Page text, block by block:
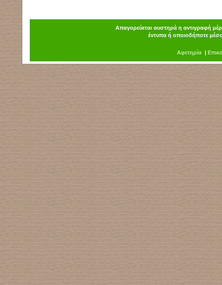
Απαγορεύεται αυστηρά η αντιγραφή
έντυπα ή οποιοδήποτε
Αφετηρία|